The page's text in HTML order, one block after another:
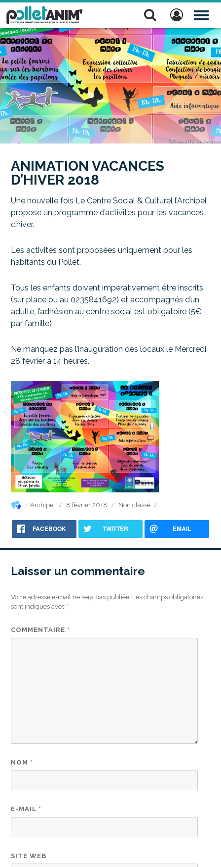
Pollet Anim'
ANIMATION VACANCES
D’HIVER 2018
Une nouvelle fois Le Centre Social & Culturel l’Archipel
propose un programme d’activités pour les vacances
d’hiver.
Les activités sont proposées uniquement pour les
habitants du Pollet.
Tous les enfants doivent impérativement être inscrits
(sur place ou au 0235841692) et accompagnés d’un
adulte, l’adhésion au centre social est obligatoire (5€
par famille)
Ne manquez pas l’inauguration des locaux le Mercredi
28 février à 14 heures.
Auteur
L'Archipel
Publié
8 février 2018 Catégories
Non classé
FACEBOOK TWITTER EMAIL
Laisser un commentaire
Votre adresse e-mail ne sera pas publiée. Les champs obligatoires
sont indiqués avec *
COMMENTAIRE *
NOM *
E-MAIL *
SITE WEB